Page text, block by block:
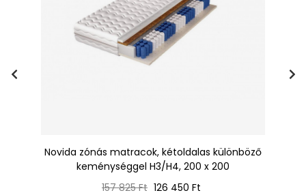
Novida zónás matracok, kétoldalas különböző
keménységgel H3/H4, 200 x 200
Normál
157 825 Ft Ár
126 450 Ft